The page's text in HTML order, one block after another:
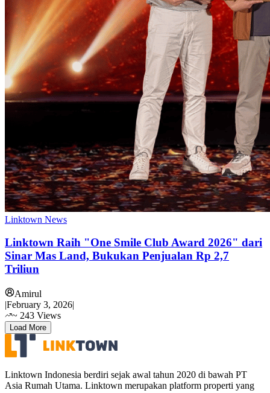
Linktown News
Linktown Raih "One Smile Club Award 2026" dari
Sinar Mas Land, Bukukan Penjualan Rp 2,7
Triliun
Amirul
|February 3, 2026|
~ 243 Views
Load More
Linktown Indonesia berdiri sejak awal tahun 2020 di bawah PT
Asia Rumah Utama. Linktown merupakan platform properti yang